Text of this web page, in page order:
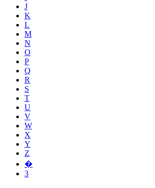
J
K
L
M
N
O
P
Q
R
S
T
U
V
W
X
Y
Z
�
3